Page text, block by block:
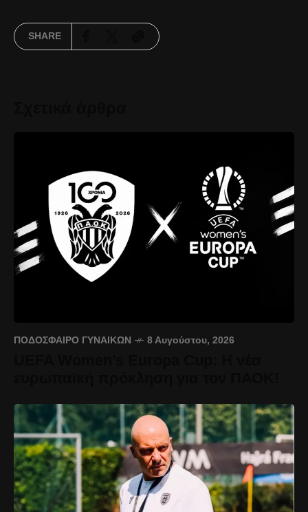
SHARE
ΠΟΔΌΣΦΑΙΡΟ ΓΥΝΑΙΚΏΝ 8 Αυγούστου, 2026